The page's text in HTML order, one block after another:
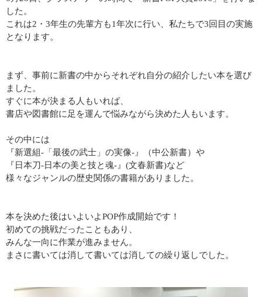
した。
これは2 ・ 3年生の先輩方も1年次に行い、私たちで3回目の実施
となります。
まず、事前に新書の中からそれぞれ自分の紹介したい本を選び
ました。
すぐに本が決まる人もいれば、
書店や図書館に足を運んで悩みながら決めた人もいます。
その中には
『新選組- 「最後の武士」の実像- 』（中公新書）や
『日本刀-日本の美と技と魂- 』 (文春新書)など
様々なジャンルの歴史関係の書籍がありました。
本を決めた後はいよいよPOP作成開始です！
初めての挑戦だったこともあり、
みんな一向に作業が進みません。
まさに書いては消して書いては消しての繰り返しでした。